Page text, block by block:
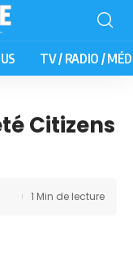
TV / RADIO /
Citizens
1 Min de lecture